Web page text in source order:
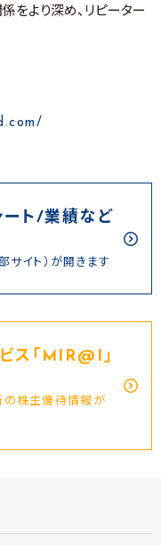
をより深め、リピーター
ト/業績など
サイト）が開きます
ス｢MIR@I｣
の株主優待情報が